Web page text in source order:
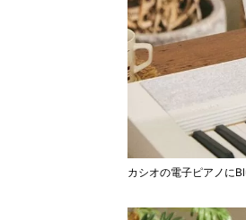
カシオの電子ピアノに